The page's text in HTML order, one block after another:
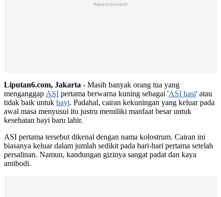
Advertisement
Liputan6.com, Jakarta - Masih banyak orang tua yang
menganggap ASI pertama berwarna kuning sebagai 'ASI basi' atau
tidak baik untuk bayi. Padahal, cairan kekuningan yang keluar pada
awal masa menyusui itu justru memiliki manfaat besar untuk
kesehatan bayi baru lahir.
ASI pertama tersebut dikenal dengan nama kolostrum. Cairan ini
biasanya keluar dalam jumlah sedikit pada hari-hari pertama setelah
persalinan. Namun, kandungan gizinya sangat padat dan kaya
antibodi.